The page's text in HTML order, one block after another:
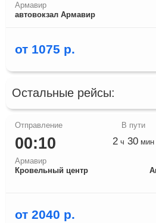
Армавир
автовокзал Армавир
от 1075 р.
Остальные рейсы:
00:10
Армавир
Кровельный центр
2 ч 30 мин
от 2040 р.